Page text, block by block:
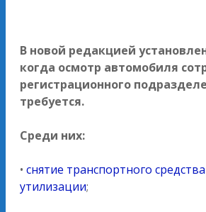
В новой редакцией
когда осмотр автомобиля
регистрационного
требуется.
Среди них:
• снятие транспортного
утилизации;